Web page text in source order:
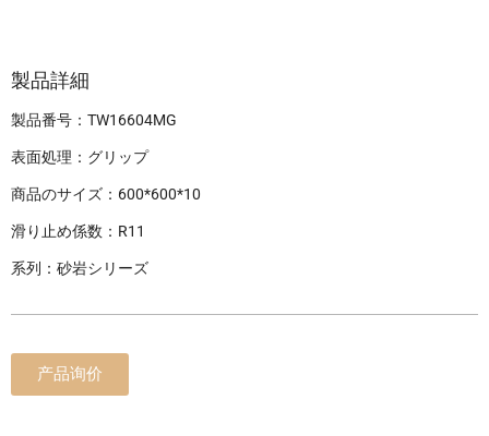
製品詳細
製品番号：TW16604MG
表面処理：グリップ
商品のサイズ：600*600*10
滑り止め係数：R11
系列：砂岩シリーズ
产品询价